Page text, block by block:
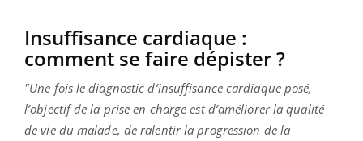
Insuffisance cardiaque :
comment se faire dépister ?
"Une fois le diagnostic d’insuffisance cardiaque posé,
l’objectif de la prise en charge est d’améliorer la qualité
de vie du malade, de ralentir la progression de la